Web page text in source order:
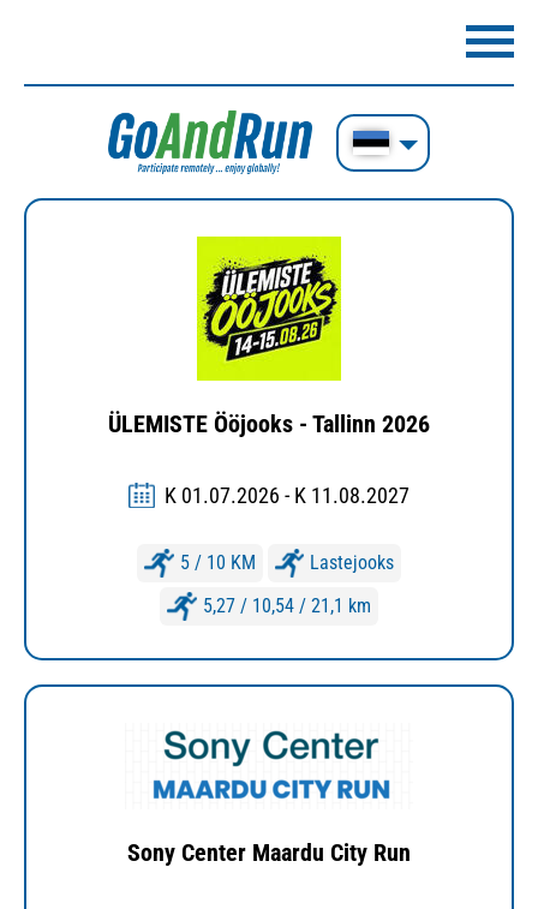
ÜLEMISTE Ööjooks - Tallinn 2026
K 01.07.2026 - K 11.08.2027
5 / 10 KM
Lastejooks
5,27 / 10,54 / 21,1 km
Sony Center Maardu City Run